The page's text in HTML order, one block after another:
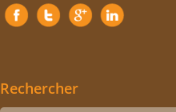
Rechercher